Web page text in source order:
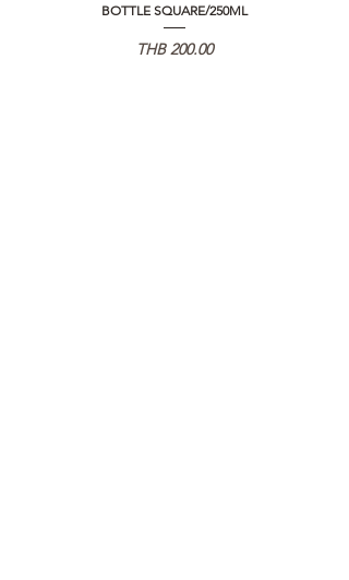
BOTTLE SQUARE/250ML
가격
THB 200.00